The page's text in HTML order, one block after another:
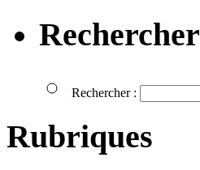
Rechercher
Rechercher :
Rubriques